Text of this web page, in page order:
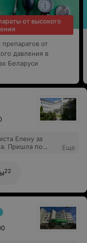
от высокого
препаратов от
давления в
Беларуси
Елену за
Пришла по
лица,
довольна! И
Продолжаю
На ресепшене
за
Еще
22